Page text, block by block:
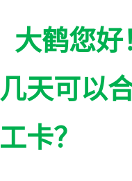
大鹤您
天可以
卡？